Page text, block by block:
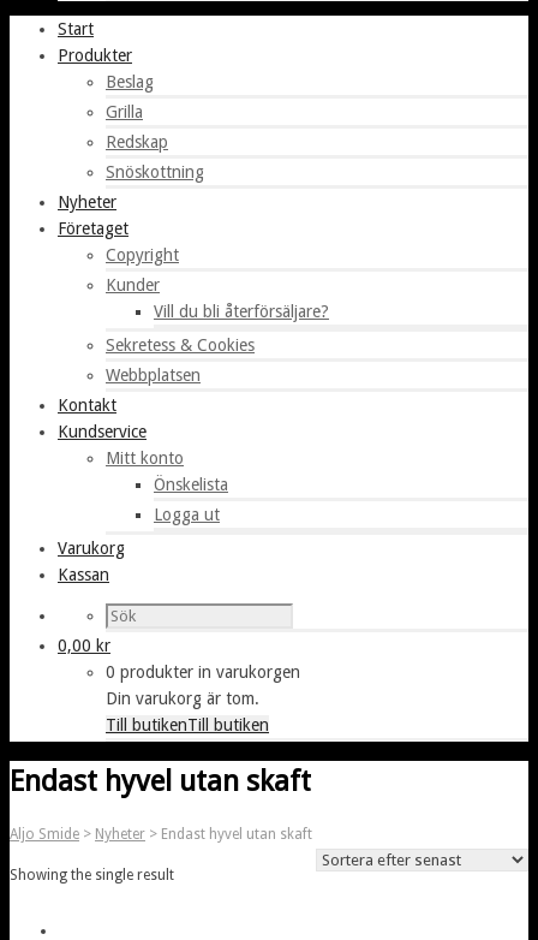
Start
Produkter
Beslag
Grilla
Redskap
Snöskottning
Nyheter
Företaget
Copyright
Kunder
Vill du bli återförsäljare?
Sekretess & Cookies
Webbplatsen
Kontakt
Kundservice
Mitt konto
Önskelista
Logga ut
Varukorg
Kassan
0,00 kr
0 produkter in varukorgen
Din varukorg är tom.
Till butikenTill butiken
Endast hyvel utan skaft
Aljo Smide > Nyheter > Endast hyvel utan skaft
Showing the single result